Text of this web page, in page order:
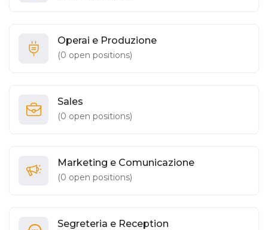
Operai e Produzione
(0 open positions)
Sales
(0 open positions)
Marketing e Comunicazione
(0 open positions)
Segreteria e Reception